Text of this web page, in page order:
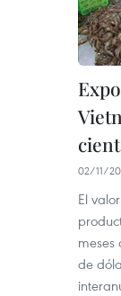
02/11/
El
meses
de